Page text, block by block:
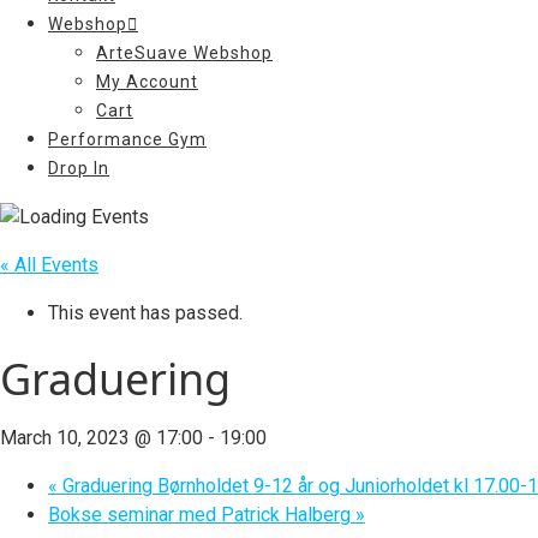
Webshop
ArteSuave Webshop
My Account
Cart
Performance Gym
Drop In
« All Events
This event has passed.
Graduering
March 10, 2023 @ 17:00 - 19:00
« Graduering Børnholdet 9-12 år og Juniorholdet kl 17.00-
Bokse seminar med Patrick Halberg »